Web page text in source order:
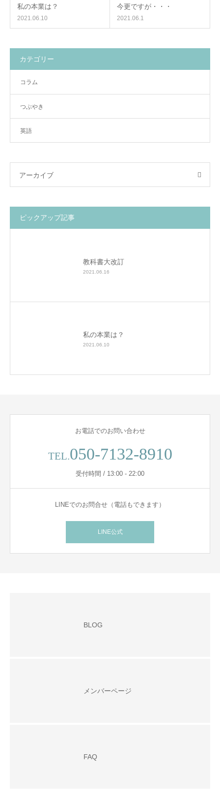
私の本業は？
2021.06.10
今更ですが・・・
2021.06.1
カテゴリー
コラム
つぶやき
英語
アーカイブ
ピックアップ記事
教科書大改訂
2021.06.16
私の本業は？
2021.06.10
お電話でのお問い合わせ
TEL.050-7132-8910
受付時間 / 13:00 - 22:00
LINEでのお問合せ（電話もできます）
LINE公式
BLOG
メンバーページ
FAQ